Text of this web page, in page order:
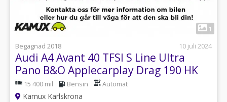
1
Begagnad 2018
10 juli 2024
Audi A4 Avant 40 TFSI S Line Ultra
Pano B&O Applecarplay Drag 190 HK
15 400 mil Bensin Automat
Kamux Karlskrona